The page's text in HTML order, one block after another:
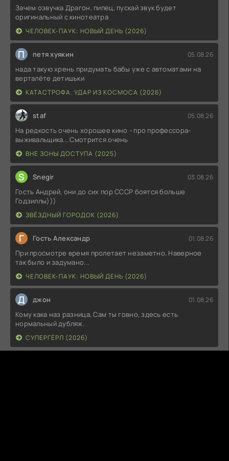
Зачем озвучка Драгон, пипец, пускай звук будет
оригинальный с кинотеатра
ЧЕЛОВЕК-ПАУК: НОВЫЙ ДЕНЬ (2026)
П петя хуякин 05.08.26
нада такую хрень придумать бабы уже с автоматами на
верталёте детишьки
КАТАСТРОФА. УДАР ИЗ КОСМОСА (2026)
staf 05.08.26
На редкость очень хорошее кино - про профессора-
выживальщика... Смотрится очень
ВНЕ ЗОНЫ ДОСТУПА (2025)
S Snegir 03.08.26
Гость Андрей, они до сих пор СССР боятся больше
Годзиллы)))
ЗВЁЗДНЫЙ ГОРОДОК (2026)
Г Гость Александр 01.08.26
При просмотре время пролетает незаметно. Наверное
так было и задумано...
ЧЕЛОВЕК-ПАУК: НОВЫЙ ДЕНЬ (2026)
Д джон 01.08.26
Кому кака наз разница, Сам ты говно, здесь есть
нормальный дубляж.
СУПЕРГЁРЛ (2026)